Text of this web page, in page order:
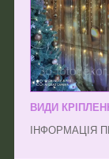
ВИДИ
ІНФОРМАЦІЯ